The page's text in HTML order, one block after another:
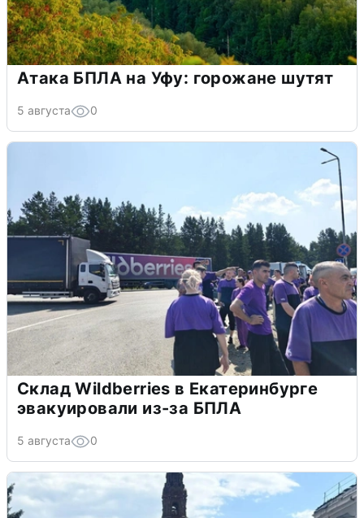
Атака БПЛА на Уфу: горожане шутят
5 августа 0
Склад Wildberries в Екатеринбурге
эвакуировали из-за БПЛА
5 августа 0